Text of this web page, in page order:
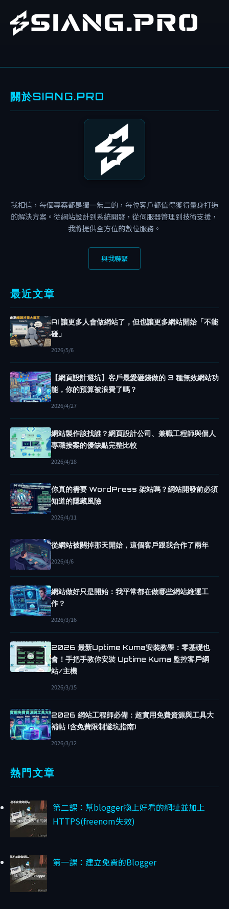
服
享
碎
架
S
I
A
G
.
P
O
網
製
作
該
找
誰
？
網
頁
設
計
公
司
兼
職
工
師
與
個
人
專
職
接
案
關於SIANG.PRO
我相信，每個專案都是獨一無二的，每位客戶都值得獲得量身打造
的解決方案。從網站設計到系統開發，從伺服器管理到技術支援，
我將提供全方位的數位服務。
與我聯繫
最近文章
AI 讓更多人會做網站了，但也讓更多網站開始「不能
碰」
2026/5/6
【網頁設計避坑】客戶最愛砸錢做的 3 種無效網站功
能，你的預算被浪費了嗎？
2026/4/27
網站製作該找誰？網頁設計公司、兼職工程師與個人
專職接案的優缺點完整比較
2026/4/18
你真的需要 WordPress 架站嗎？網站開發前必須
知道的隱藏風險
2026/4/11
從網站被關掉那天開始，這個客戶跟我合作了兩年
2026/4/6
網站做好只是開始：我平常都在做哪些網站維運工
作？
2026/3/16
2026 最新Uptime Kuma安裝教學：零基礎也
會！手把手教你安裝 Uptime Kuma 監控客戶網
站/主機
2026/3/15
2026 網站工程師必備：超實用免費資源與工具大
補帖 (含免費限制避坑指南)
2026/3/12
熱門文章
第二課：幫blogger換上好看的網址並加上
HTTPS(freenom失效)
第一課：建立免費的Blogger